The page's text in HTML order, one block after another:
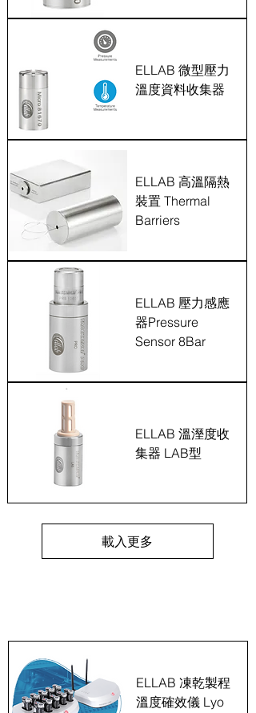
ELLAB 微型壓力
溫度資料收集器
ELLAB 高溫隔熱
裝置 Thermal
Barriers
ELLAB 壓力感應
器Pressure
Sensor 8Bar
ELLAB 溫溼度收
集器 LAB型
載入更多
ELLAB 凍乾製程
溫度確效儀 Lyo